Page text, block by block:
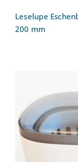
Leselupe
200 mm